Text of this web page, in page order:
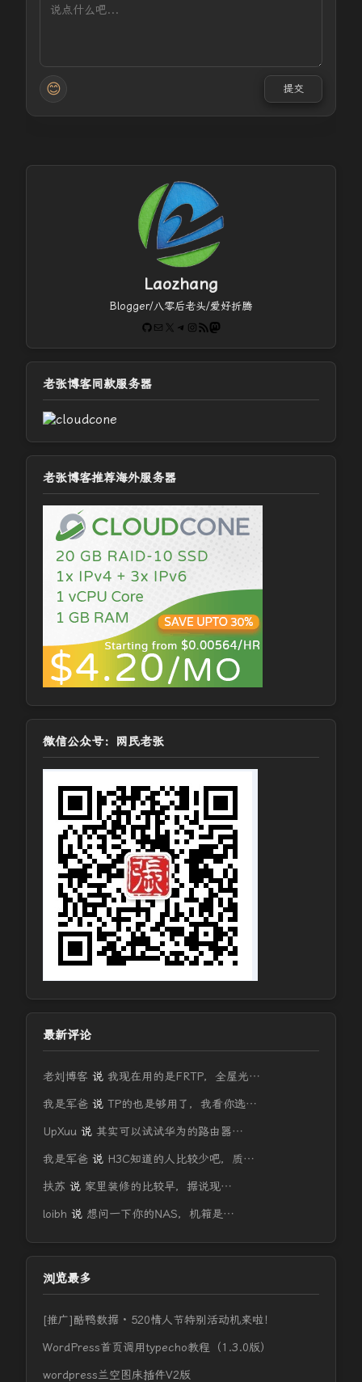
😊 提交
Laozhang
Blogger/八零后老头/爱好折腾
GitHub
电子邮件 X Telegram
Instagram
RSS FeedMastodon
老张博客同款服务器
老张博客推荐海外服务器
微信公众号：网民老张
最新评论
老刘博客 说 我现在用的是FRTP，全屋光…
我是军爸 说 TP的也是够用了，我看你选…
UpXuu 说 其实可以试试华为的路由器…
我是军爸 说 H3C知道的人比较少吧，质…
扶苏 说 家里装修的比较早，据说现…
loibh 说 想问一下你的NAS，机箱是…
浏览最多
[推广]酷鸭数据 · 520情人节特别活动机来啦！
WordPress首页调用typecho教程（1.3.0版）
wordpress兰空图床插件V2版